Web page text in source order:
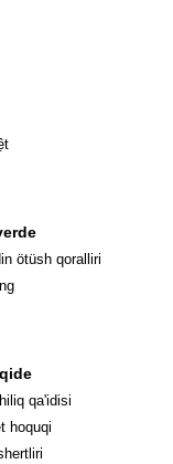
ötüsh qoralliri
qa'idisi
hoquqi